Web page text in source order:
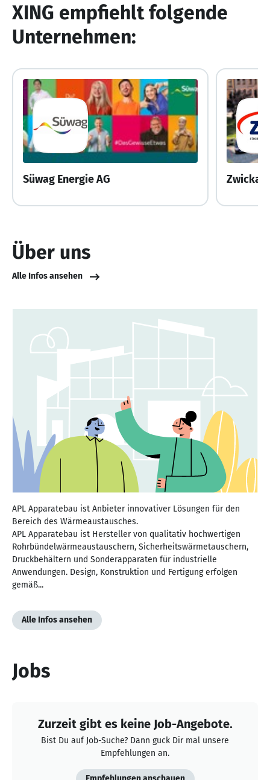
XING empfiehlt folgende
Unternehmen:
Süwag Energie AG
Über uns
Alle Infos ansehen
APL Apparatebau ist Anbieter innovativer Lösungen für den
Bereich des Wärmeaustausches.
APL Apparatebau ist Hersteller von qualitativ hochwertigen
Rohrbündelwärmeaustauschern, Sicherheitswärmetauschern,
Druckbehältern und Sonderapparaten für industrielle
Anwendungen. Design, Konstruktion und Fertigung erfolgen
gemäß...
Alle Infos ansehen
Jobs
Zurzeit gibt es keine Job-Angebote.
Bist Du auf Job-Suche? Dann guck Dir mal unsere
Empfehlungen an.